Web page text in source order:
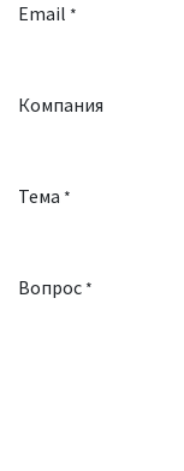
Email *
Компания
Тема *
Вопрос *